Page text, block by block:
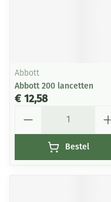
Abbott
Abbott 200 lancetten
€ 12,58
Bestel